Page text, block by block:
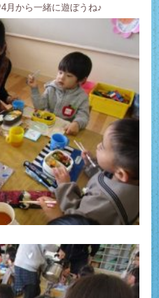
月から一緒に遊ぼうね♪